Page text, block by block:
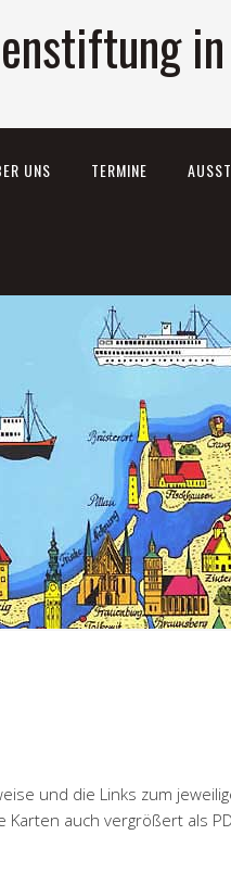
in
UNS TERMINE
und die Links zum
Karten auch vergrößert als